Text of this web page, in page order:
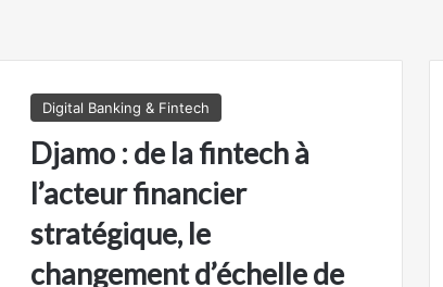
Digital Banking & Fintech
Djamo : de la fintech à
l’acteur financier
stratégique, le
changement d’échelle de